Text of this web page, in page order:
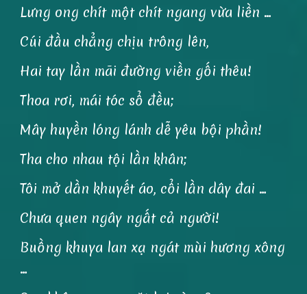
Lưng ong chít một chít ngang vừa liền …
Cúi đầu chẳng chịu trông lên,
Hai tay lần mãi đường viền gối thêu!
Thoa rơi, mái tóc sổ đều;
Mây huyền lóng lánh dễ yêu bội phần!
Tha cho nhau tội lần khân;
Tôi mở dần khuyết áo, cổi lần dây đai …
Chưa quen ngây ngất cả người!
Buồng khuya lan xạ ngát mùi hương xông
…